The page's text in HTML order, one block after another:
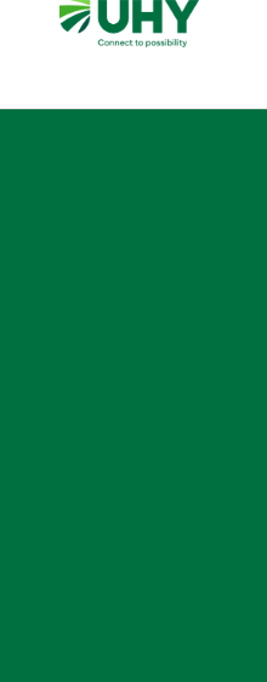
Auditoría
Outsourcing